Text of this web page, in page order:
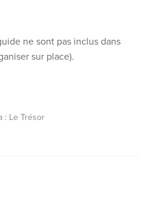
ne sont pas inclus dans
sur place).
: Le Trésor